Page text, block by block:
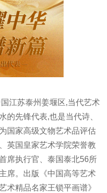
江苏泰州姜堰区,当代艺术
的先锋代表,也是当代诗、
国家高级文物艺术品评估
英国皇家艺术学院荣誉教
席执行官、泰国泰北56所
席。出版《中国高等艺术
术精品名家王锁平画谱》